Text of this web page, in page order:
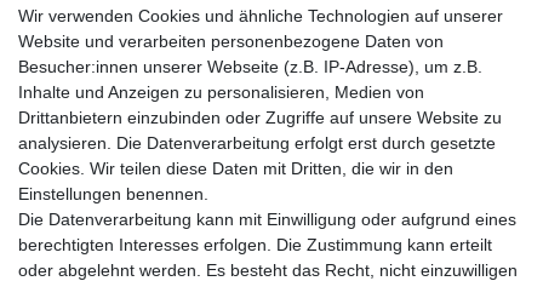
Material:
100% Baumwolle
Wir liefern mit DHL (auch Samstags)
Kostenloser Versand
14 Tage Rückgaberecht
Wir verwenden Cookies und ähnliche Technologien auf unserer
Website und verarbeiten personenbezogene Daten von
Besucher:innen unserer Webseite (z.B. IP-Adresse), um z.B.
Inhalte und Anzeigen zu personalisieren, Medien von
Drittanbietern einzubinden oder Zugriffe auf unsere Website zu
analysieren. Die Datenverarbeitung erfolgt erst durch gesetzte
Cookies. Wir teilen diese Daten mit Dritten, die wir in den
Einstellungen benennen.
Die Datenverarbeitung kann mit Einwilligung oder aufgrund eines
berechtigten Interesses erfolgen. Die Zustimmung kann erteilt
oder abgelehnt werden. Es besteht das Recht, nicht einzuwilligen